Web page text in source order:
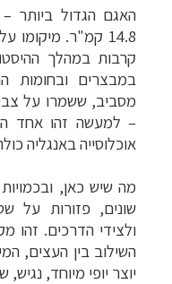
האגם הגדול ביותר–
14.8 קמ"ר.
קרבות במהלך
במבצרים ובחומות
מסביב, ששמרו על
– למעשה זהו אחד
אוכלוסייה באנגליה
מה שיש כאן,
שונים, פזורות על
ולצידי הדרכים. זהו
השילוב בין העצים,
יוצר יופי מיוחד,